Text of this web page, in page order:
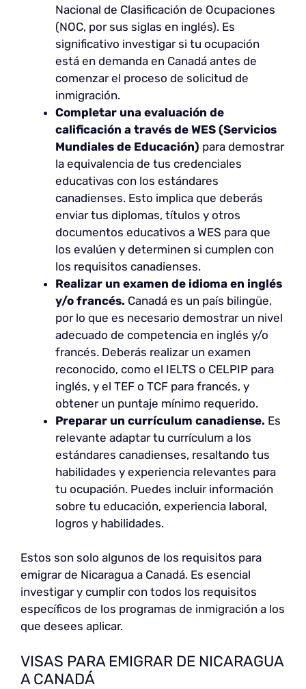
Nacional de Clasificación de Ocupaciones
(NOC, por sus siglas en inglés). Es
significativo investigar si tu ocupación
está en demanda en Canadá antes de
comenzar el proceso de solicitud de
inmigración.
Completar una evaluación de
calificación a través de WES (Servicios
Mundiales de Educación) para demostrar
la equivalencia de tus credenciales
educativas con los estándares
canadienses. Esto implica que deberás
enviar tus diplomas, títulos y otros
documentos educativos a WES para que
los evalúen y determinen si cumplen con
los requisitos canadienses.
Realizar un examen de idioma en inglés
y/o francés. Canadá es un país bilingüe,
por lo que es necesario demostrar un nivel
adecuado de competencia en inglés y/o
francés. Deberás realizar un examen
reconocido, como el IELTS o CELPIP para
inglés, y el TEF o TCF para francés, y
obtener un puntaje mínimo requerido.
Preparar un currículum canadiense. Es
relevante adaptar tu currículum a los
estándares canadienses, resaltando tus
habilidades y experiencia relevantes para
tu ocupación. Puedes incluir información
sobre tu educación, experiencia laboral,
logros y habilidades.
Estos son solo algunos de los requisitos para
emigrar de Nicaragua a Canadá. Es esencial
investigar y cumplir con todos los requisitos
específicos de los programas de inmigración a los
que desees aplicar.
VISAS PARA EMIGRAR DE NICARAGUA
A CANADÁ